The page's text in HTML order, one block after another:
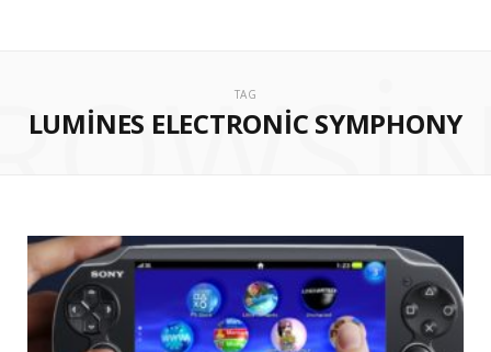
TAG
LUMINES ELECTRONIC SYMPHONY